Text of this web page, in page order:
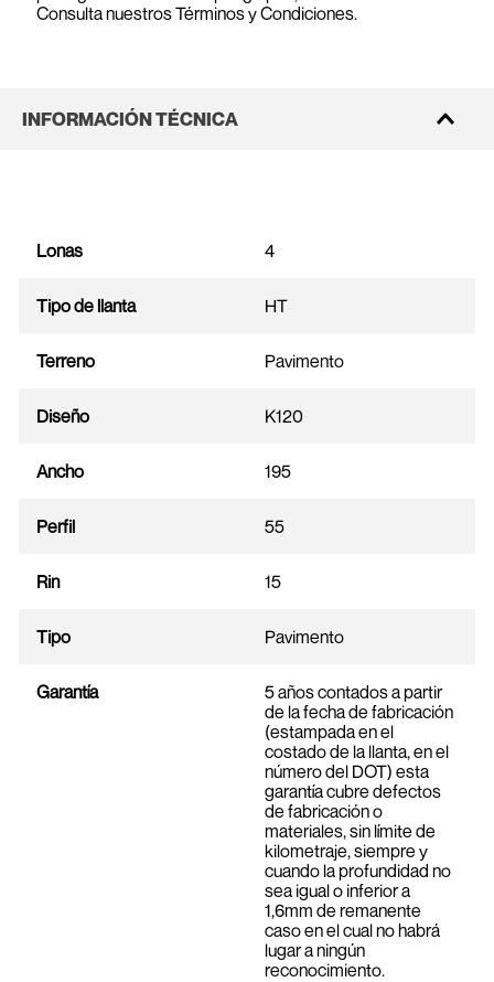
Consulta nuestros Términos y Condiciones.
INFORMACIÓN TÉCNICA
Lonas 4
Tipo de llanta HT
Terreno Pavimento
Diseño K120
Ancho 195
Perfil 55
Rin 15
Tipo Pavimento
Garantía
5 años contados a partir
de la fecha de fabricación
(estampada en el
costado de la llanta, en el
número del DOT) esta
garantía cubre defectos
de fabricación o
materiales, sin límite de
kilometraje, siempre y
cuando la profundidad no
sea igual o inferior a
1,6mm de remanente
caso en el cual no habrá
lugar a ningún
reconocimiento.